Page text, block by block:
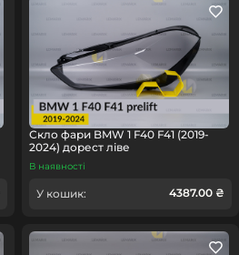
Скло фари BMW 1 F40 F41 (2019-
2024) дорест ліве
В наявності
У кошик: 4387.00 ₴